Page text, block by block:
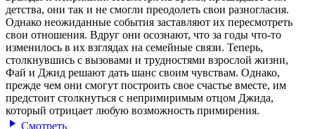
детства, они так и не смогли преодолеть свои разногласия.
Однако неожиданные события заставляют их пересмотреть
свои отношения. Вдруг они осознают, что за годы что-то
изменилось в их взглядах на семейные связи. Теперь,
столкнувшись с вызовами и трудностями взрослой жизни,
Фай и Джид решают дать шанс своим чувствам. Однако,
прежде чем они смогут построить свое счастье вместе, им
предстоит столкнуться с непримиримым отцом Джида,
который отрицает любую возможность примирения.
Смотреть